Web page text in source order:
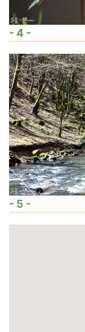
- 4 -
- 5 -